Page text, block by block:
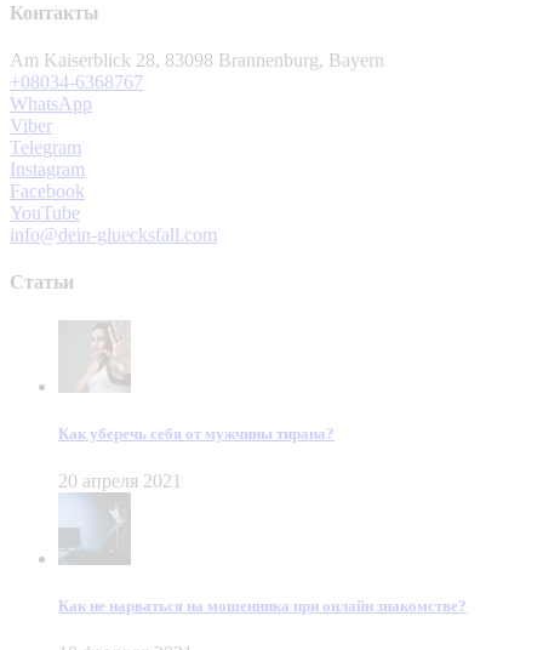
Контакты
Am Kaiserblick 28, 83098 Brannenburg, Bayern
+08034-6368767
WhatsApp
Viber
Telegram
Instagram
Facebook
YouTube
info@dein-gluecksfall.com
Статьи
Как уберечь себя от мужчины тирана?
20 апреля 2021
Как не нарваться на мошенника при онлайн знакомстве?